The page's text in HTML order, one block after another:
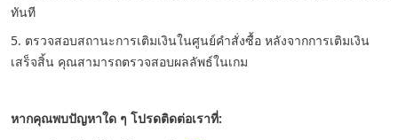
ทันที
5. ตรวจสอบสถานะการเติมเงินในศูนย์คำสั่งซื้อ หลังจากการเติมเงิน
เสร็จสิ้น คุณสามารถตรวจสอบผลลัพธ์ในเกม
หากคุณพบปัญหาใด ๆ โปรดติดต่อเราที่: